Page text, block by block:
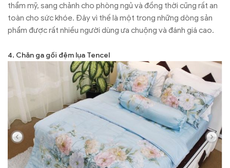
thẩm mỹ, sang chảnh cho phòng ngủ và đồng thời cũng rất an
toàn cho sức khóe. Đây vì thế là một trong những dòng sản
phẩm được rất nhiều người dùng ưa chuộng và đánh giá cao.
4. Chăn ga gối đệm lụa Tencel